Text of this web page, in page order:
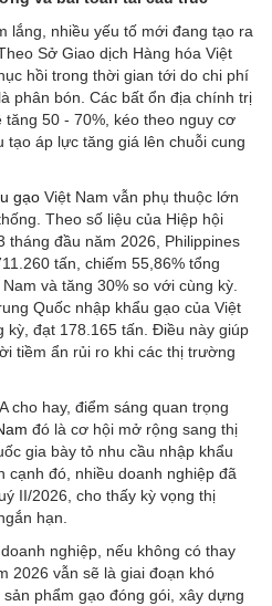
lắng, nhiều yếu tố mới đang tạo ra
Sở Giao dịch Hàng hóa Việt
hồi trong thời gian tới do chi phí
phân bón. Các bất ổn địa chính trị
50 - 70%, kéo theo nguy cơ
tạo áp lực tăng giá lên chuỗi cung
gạo Việt Nam vẫn phụ thuộc lớn
Theo số liệu của Hiệp hội
tháng đầu năm 2026, Philippines
tấn, chiếm 55,86% tổng
và tăng 30% so với cùng kỳ.
Quốc nhập khẩu gạo của Việt
kỳ, đạt 178.165 tấn. Điều này giúp
tiềm ẩn rủi ro khi các thị trường
cho hay, điểm sáng quan trọng
đó là cơ hội mở rộng sang thị
gia bày tỏ nhu cầu nhập khẩu
cạnh đó, nhiều doanh nghiệp đã
II/2026, cho thấy kỳ vọng thị
hạn.
nghiệp, nếu không có thay
2026 vẫn sẽ là giai đoạn khó
phẩm gạo đóng gói, xây dựng